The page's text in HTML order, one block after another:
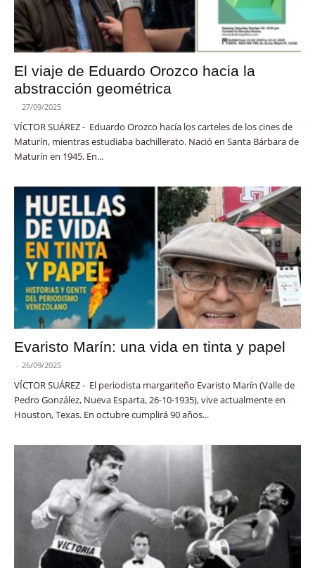
El viaje de Eduardo Orozco hacia la
abstracción geométrica
- 27/09/2025
VÍCTOR SUÁREZ - Eduardo Orozco hacía los carteles de los cines de
Maturín, mientras estudiaba bachillerato. Nació en Santa Bárbara de
Maturín en 1945. En...
Evaristo Marín: una vida en tinta y papel
- 26/09/2025
VÍCTOR SUÁREZ - El periodista margariteño Evaristo Marín (Valle de
Pedro González, Nueva Esparta, 26-10-1935), vive actualmente en
Houston, Texas. En octubre cumplirá 90 años...